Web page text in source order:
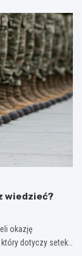
wiedzieć?
okazję
dotyczy setek…